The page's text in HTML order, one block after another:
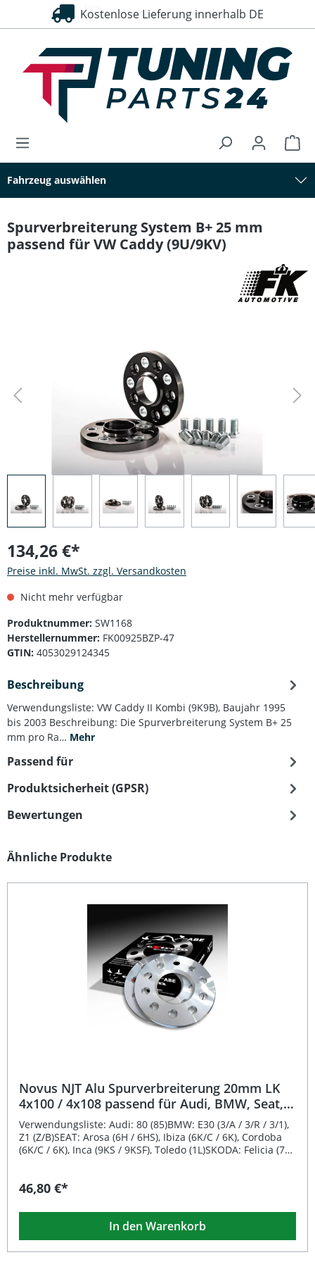
springen Kostenlose Lieferung innerhalb DE
30 Tage Rückgaberecht
Fahrzeug auswählen
Spurverbreiterung System B+ 25 mm
passend für VW Caddy (9U/9KV)
134,26 €*
Preise inkl. MwSt. zzgl. Versandkosten
Nicht mehr verfügbar
Produktnummer: SW1168
Herstellernummer: FK00925BZP-47
GTIN: 4053029124345
Beschreibung
Verwendungsliste: VW Caddy II Kombi (9K9B), Baujahr 1995
bis 2003 Beschreibung: Die Spurverbreiterung System B+ 25
mm pro Ra… Mehr
Passend für
Produktsicherheit (GPSR)
Bewertungen
Produktgalerie überspringen
Ähnliche Produkte
Novus NJT Alu Spurverbreiterung 20mm LK
4x100 / 4x108 passend für Audi, BMW, Seat,
VW mit ABE
Verwendungsliste: Audi: 80 (85)BMW: E30 (3/A / 3/R / 3/1),
Z1 (Z/B)SEAT: Arosa (6H / 6HS), Ibiza (6K/C / 6K), Cordoba
(6K/C / 6K), Inca (9KS / 9KSF), Toledo (1L)SKODA: Felicia (791
298), Golf 3 / Vento (1HXOE / 1HX1 / 1HXOF / 1EXO / 1E /
86CF / 6N / 6NF / 6KV), Scirocco (53B)Hinweis: gültig für die
in der ABE aufgeführten Rad-/Reifenkombinationen.
Beschreibung: Die Novus NJT Alu Spurverbreiterung
20mm sorgt für eine sportlichere Optik und verbessert
46,80 €*
In den Warenkorb